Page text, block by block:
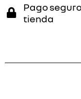
Pago
tienda